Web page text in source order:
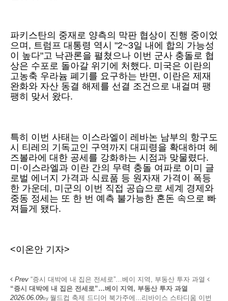
파키스탄의 중재로 양측의 막판 협상이 진행 중이었
으며, 트럼프 대통령 역시 "2~3일 내에 합의 가능성
이 높다"고 낙관론을 펼쳤으나 이번 군사 충돌로 협
상은 수포로 돌아갈 위기에 처했다. 미국은 이란의
고농축 우라늄 폐기를 요구하는 반면, 이란은 제재
완화와 자산 동결 해제를 선결 조건으로 내걸며 팽
팽히 맞서 왔다.
특히 이번 사태는 이스라엘이 레바논 남부의 항구도
시 티레의 기독교인 구역까지 대피령을 확대하며 헤
즈볼라에 대한 공세를 강화하는 시점과 맞물렸다.
미·이스라엘과 이란 간의 무력 충돌 여파로 이미 글
로벌 에너지 가격과 식료품 등 원자재 가격이 폭등
한 가운데, 미군의 이번 직접 공습으로 세계 경제와
중동 정세는 또 한 번 예측 불가능한 혼돈 속으로 빠
져들게 됐다.
<이온안 기자>
Prev “증시 대박에 내 집은 전세로”…베이 지역, 부동산 투자 과열
“증시 대박에 내 집은 전세로”…베이 지역, 부동산 투자 과열
2026.06.09by 월드컵 축제 드디어 북가주에...리바이스 스타디움 이번